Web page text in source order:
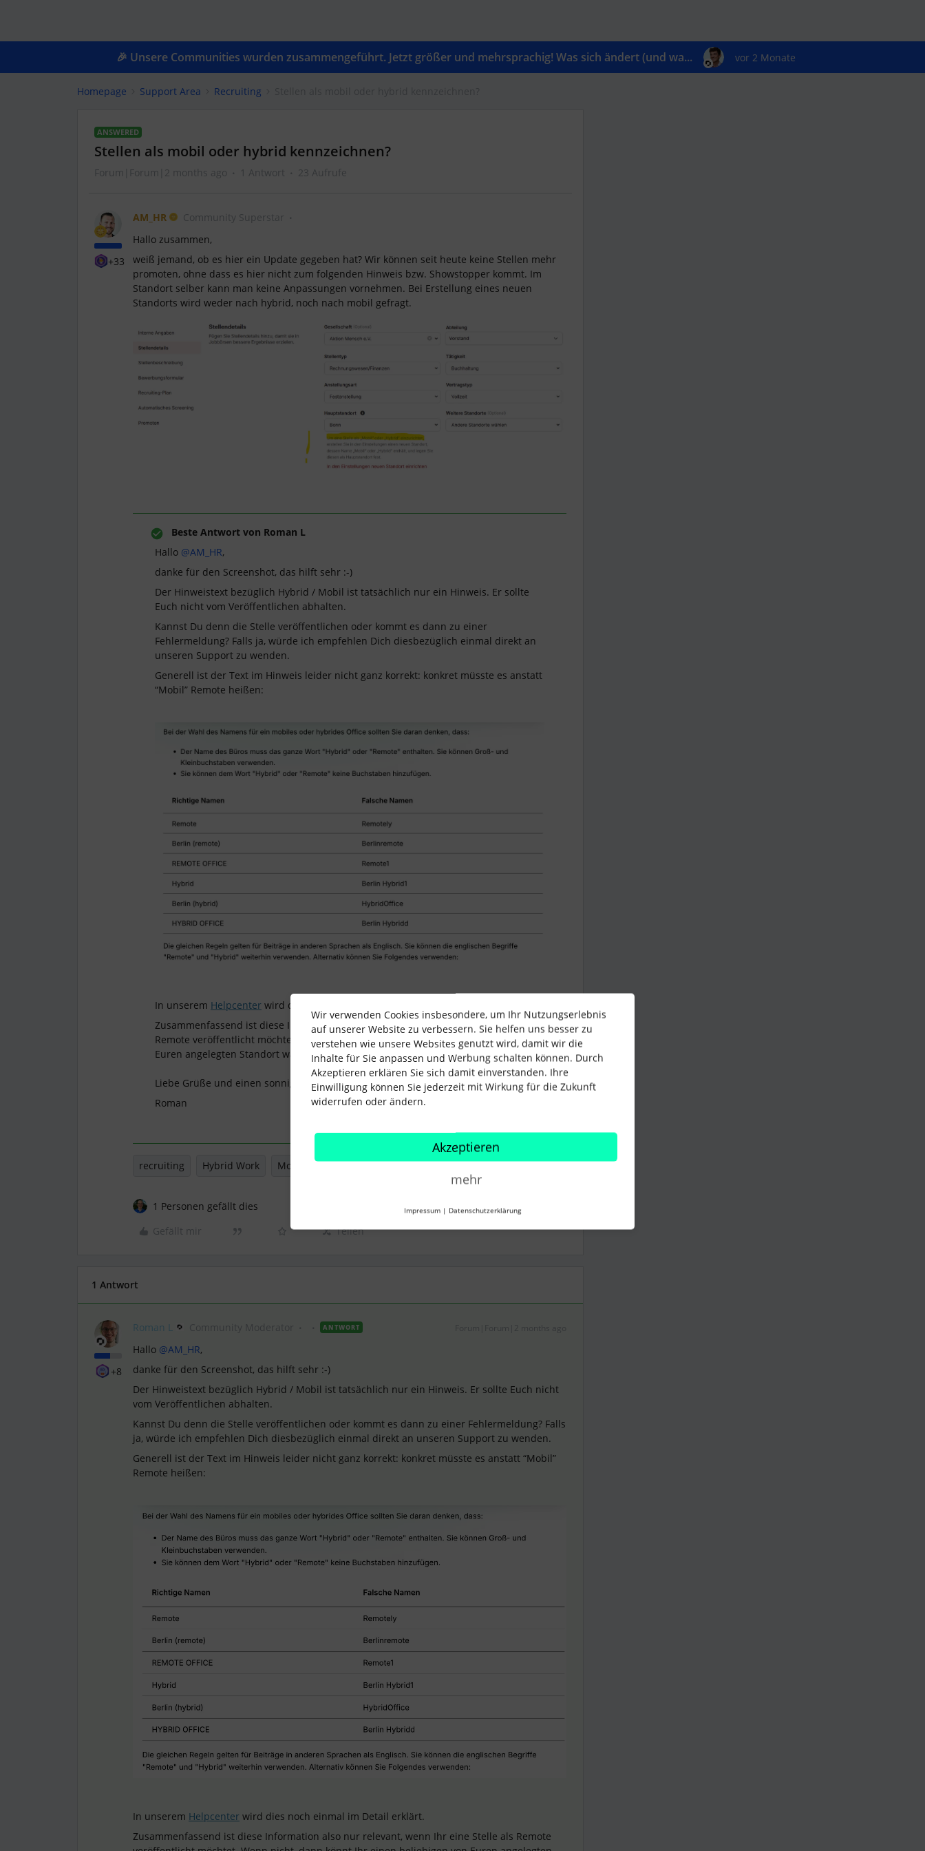
🎉 Unsere Communities wurden zusammengeführt. Jetzt größer und mehrsprachig! Was sich ändert (und wa... vor 2 Monate
Homepage Support Area Recruiting
ANSWERED
Stellen als mobil oder hybrid kennzeichnen?
Forum|Forum|2 months ago 1 Antwort 23 Aufrufe
+33
AM_HR
Community Superstar
Hallo zusammen,
weiß jemand, ob es hier ein Update gegeben hat? Wir können seit heute keine Stellen mehr
promoten, ohne dass es hier nicht zum folgenden Hinweis bzw. Showstopper kommt. Im
Standort selber kann man keine Anpassungen vornehmen. Bei Erstellung eines neuen
Standorts wird weder nach hybrid, noch nach mobil gefragt.
Beste Antwort von Roman L
Hallo ​ @AM_HR,
danke für den Screenshot, das hilft sehr :-)
Der Hinweistext bezüglich Hybrid / Mobil ist tatsächlich nur ein Hinweis. Er sollte
Euch nicht vom Veröffentlichen abhalten.
Kannst Du denn die Stelle veröffentlichen oder kommt es dann zu einer
Fehlermeldung? Falls ja, würde ich empfehlen Dich diesbezüglich einmal direkt an
unseren Support zu wenden.
Generell ist der Text im Hinweis leider nicht ganz korrekt: konkret müsste es anstatt
“Mobil” Remote heißen:
In unserem Helpcenter wird dies noch einmal im Detail erklärt.
Zusammenfassend ist diese Information also nur relevant, wenn Ihr eine Stelle als
Remote veröffentlicht möchtet. Wenn nicht, dann könnt Ihr einen beliebigen von
Euren angelegten Standort wählen.
Liebe Grüße und einen sonnigen Tag,
Roman
recruiting Hybrid Work Mobile Arbeit job types
1 Personen gefällt dies
Gefällt mir
Teilen
1 Antwort
+8
Roman L ANTWORT
Hallo ​ @AM_HR,
danke für den Screenshot, das hilft sehr :-)
Der Hinweistext bezüglich Hybrid / Mobil ist tatsächlich nur ein Hinweis. Er sollte Euch nicht
vom Veröffentlichen abhalten.
Kannst Du denn die Stelle veröffentlichen oder kommt es dann zu einer Fehlermeldung? Falls
ja, würde ich empfehlen Dich diesbezüglich einmal direkt an unseren Support zu wenden.
Generell ist der Text im Hinweis leider nicht ganz korrekt: konkret müsste es anstatt “Mobil”
Remote heißen:
In unserem Helpcenter wird dies noch einmal im Detail erklärt.
Zusammenfassend ist diese Information also nur relevant, wenn Ihr eine Stelle als Remote
Wir verwenden Cookies insbesondere, um Ihr Nutzungserlebnis
auf unserer Website zu verbessern. Sie helfen uns besser zu
verstehen wie unsere Websites genutzt wird, damit wir die
Inhalte für Sie anpassen und Werbung schalten können. Durch
Akzeptieren erklären Sie sich damit einverstanden. Ihre
Einwilligung können Sie jederzeit mit Wirkung für die Zukunft
widerrufen oder ändern.
Akzeptieren
mehr
Impressum | Datenschutzerklärung